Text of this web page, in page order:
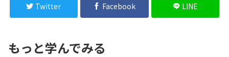
Twitter Facebook LINE
もっと学んでみる